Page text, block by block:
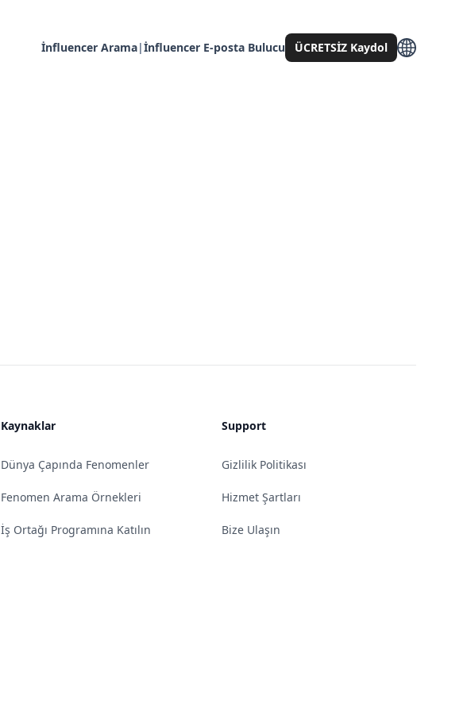
İnfluencer Arama|İnfluencer E-posta Bulucu ÜCRETSİZ Kaydol
Kaynaklar
Dünya Çapında Fenomenler
Fenomen Arama Örnekleri
İş Ortağı Programına Katılın
Support
Gizlilik Politikası
Hizmet Şartları
Bize Ulaşın